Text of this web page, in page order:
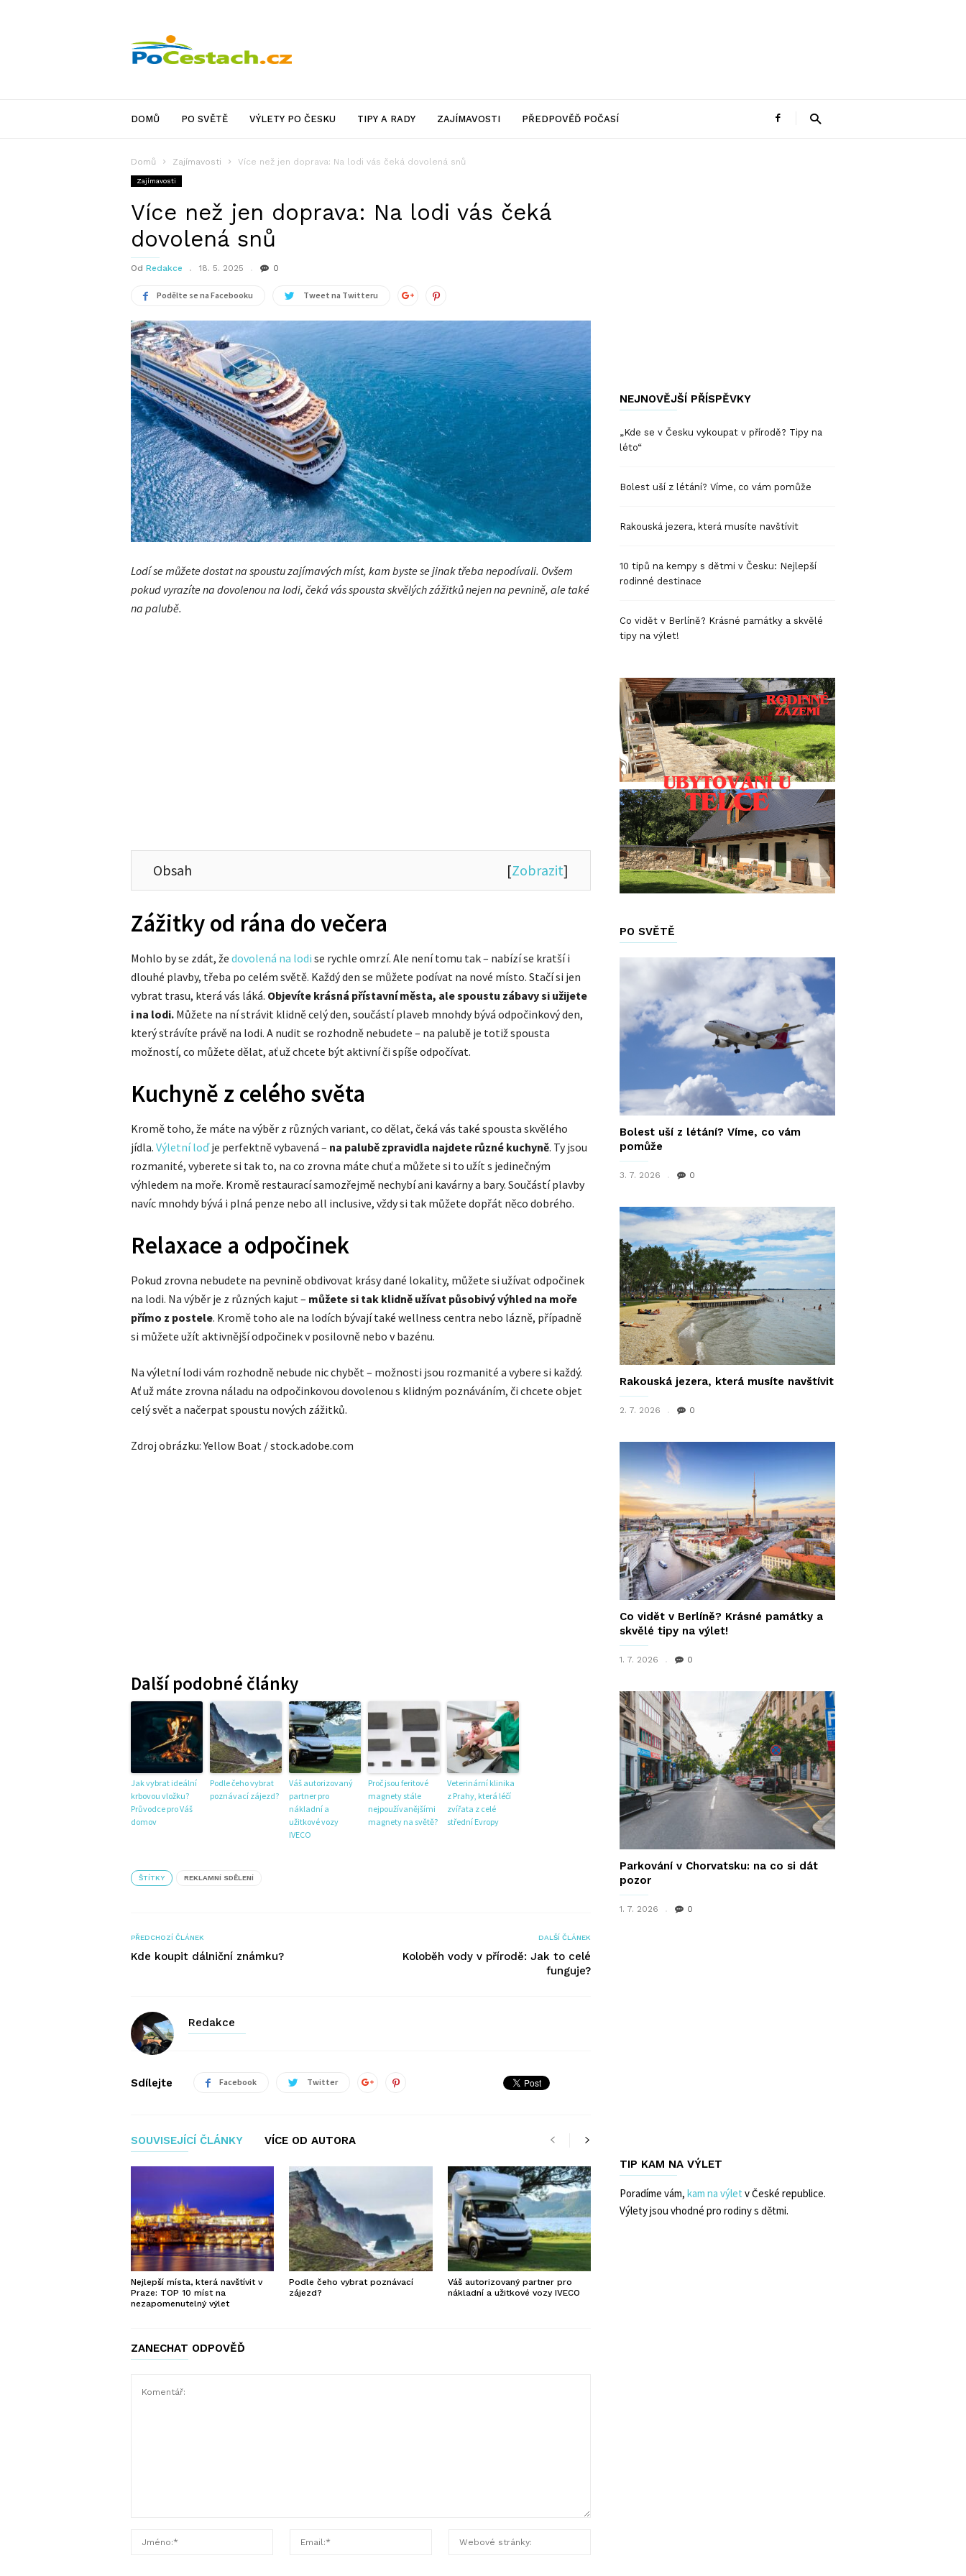
DOMŮ PO SVĚTĚ VÝLETY PO ČESKU TIPY A RADY ZAJÍMAVOSTI PŘEDPOVĚĎ POČASÍ
Domů Zajímavosti Více než jen doprava: Na lodi vás čeká dovolená snů
Zajímavosti
Více než jen doprava: Na lodi vás čeká
dovolená snů
Od Redakce 18. 5. 2025 0
Podělte se na Facebooku Tweet na Twitteru
Lodí se můžete dostat na spoustu zajímavých míst, kam byste se jinak třeba nepodívali. Ovšem
pokud vyrazíte na dovolenou na lodi, čeká vás spousta skvělých zážitků nejen na pevnině, ale také
na palubě.
Obsah [Zobrazit]
Zážitky od rána do večera
Mohlo by se zdát, že dovolená na lodi se rychle omrzí. Ale není tomu tak – nabízí se kratší i
dlouhé plavby, třeba po celém světě. Každý den se můžete podívat na nové místo. Stačí si jen
vybrat trasu, která vás láká. Objevíte krásná přístavní města, ale spoustu zábavy si užijete
i na lodi. Můžete na ní strávit klidně celý den, součástí plaveb mnohdy bývá odpočinkový den,
který strávíte právě na lodi. A nudit se rozhodně nebudete – na palubě je totiž spousta
možností, co můžete dělat, ať už chcete být aktivní či spíše odpočívat.
Kuchyně z celého světa
Kromě toho, že máte na výběr z různých variant, co dělat, čeká vás také spousta skvělého
jídla. Výletní loďje perfektně vybavená – na palubě zpravidla najdete různé kuchyně. Ty jsou
rozmanité, vyberete si tak to, na co zrovna máte chuť a můžete si to užít s jedinečným
výhledem na moře. Kromě restaurací samozřejmě nechybí ani kavárny a bary. Součástí plavby
navíc mnohdy bývá i plná penze nebo all inclusive, vždy si tak můžete dopřát něco dobrého.
Relaxace a odpočinek
Pokud zrovna nebudete na pevnině obdivovat krásy dané lokality, můžete si užívat odpočinek
na lodi. Na výběr je z různých kajut – můžete si tak klidně užívat působivý výhled na moře
přímo z postele. Kromě toho ale na lodích bývají také wellness centra nebo lázně, případně
si můžete užít aktivnější odpočinek v posilovně nebo v bazénu.
Na výletní lodi vám rozhodně nebude nic chybět – možnosti jsou rozmanité a vybere si každý.
Ať už máte zrovna náladu na odpočinkovou dovolenou s klidným poznáváním, či chcete objet
celý svět a načerpat spoustu nových zážitků.
Zdroj obrázku: Yellow Boat / stock.adobe.com
Další podobné články
Jak vybrat ideální
krbovou vložku?
Průvodce pro Váš
domov
Podle čeho vybrat
poznávací zájezd?
Váš autorizovaný
partner pro
nákladní a
užitkové vozy
IVECO
Proč jsou feritové
magnety stále
nejpoužívanějšími
magnety na světě?
Veterinární klinika
z Prahy, která léčí
zvířata z celé
střední Evropy
ŠTÍTKY REKLAMNÍ SDĚLENÍ
PŘEDCHOZÍ ČLÁNEK
Kde koupit dálniční známku?
DALŠÍ ČLÁNEK
Koloběh vody v přírodě: Jak to celé
funguje?
Redakce
Sdílejte Facebook Twitter
SOUVISEJÍCÍ ČLÁNKY VÍCE OD AUTORA
Nejlepší místa, která navštívit v
Praze: TOP 10 míst na
nezapomenutelný výlet
Podle čeho vybrat poznávací
zájezd?
Váš autorizovaný partner pro
nákladní a užitkové vozy IVECO
ZANECHAT ODPOVĚĎ
NEJNOVĚJŠÍ PŘÍSPĚVKY
„Kde se v Česku vykoupat v přírodě? Tipy na
léto“
Bolest uší z létání? Víme, co vám pomůže
Rakouská jezera, která musíte navštívit
10 tipů na kempy s dětmi v Česku: Nejlepší
rodinné destinace
Co vidět v Berlíně? Krásné památky a skvělé
tipy na výlet!
PO SVĚTĚ
Bolest uší z létání? Víme, co vám
pomůže
3. 7. 2026 0
Rakouská jezera, která musíte navštívit
2. 7. 2026 0
Co vidět v Berlíně? Krásné památky a
skvělé tipy na výlet!
1. 7. 2026 0
Parkování v Chorvatsku: na co si dát
pozor
1. 7. 2026 0
TIP KAM NA VÝLET
Poradíme vám, kam na výlet v České republice.
Výlety jsou vhodné pro rodiny s dětmi.